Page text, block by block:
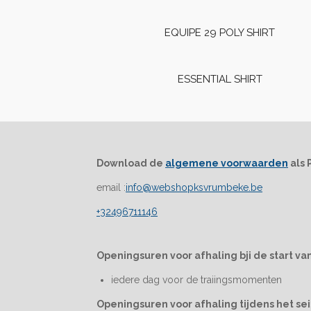
EQUIPE 29 POLY SHIRT
ESSENTIAL SHIRT
Download de algemene voorwaarden als
email :info@webshopksvrumbeke.be
+32496711146
Openingsuren voor afhaling bji de start
iedere dag voor de traiingsmomenten
Openingsuren voor afhaling tijdens het